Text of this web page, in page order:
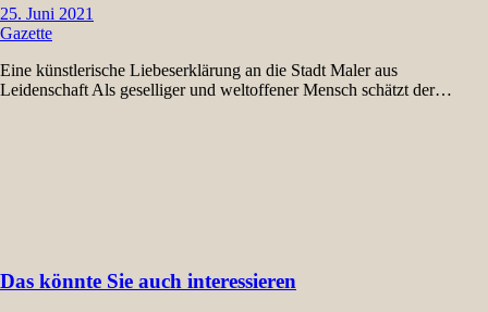
25. Juni 2021
Gazette
Eine künstlerische Liebeserklärung an die Stadt Maler aus
Leidenschaft Als geselliger und weltoffener Mensch schätzt der…
Das könnte Sie auch interessieren